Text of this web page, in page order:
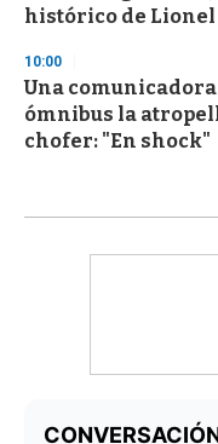
histórico de Lionel
10:00
Una comunicadora
ómnibus la
chofer: "En shock"